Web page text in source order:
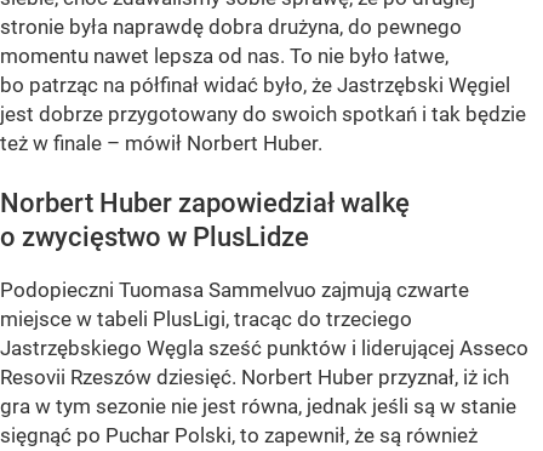
stronie była naprawdę dobra drużyna, do pewnego
momentu nawet lepsza od nas. To nie było łatwe,
bo patrząc na półfinał widać było, że Jastrzębski Węgiel
jest dobrze przygotowany do swoich spotkań i tak będzie
też w finale – mówił Norbert Huber.
Norbert Huber zapowiedział walkę
o zwycięstwo w PlusLidze
Podopieczni Tuomasa Sammelvuo zajmują czwarte
miejsce w tabeli PlusLigi, tracąc do trzeciego
Jastrzębskiego Węgla sześć punktów i liderującej Asseco
Resovii Rzeszów dziesięć. Norbert Huber przyznał, iż ich
gra w tym sezonie nie jest równa, jednak jeśli są w stanie
sięgnąć po Puchar Polski, to zapewnił, że są również